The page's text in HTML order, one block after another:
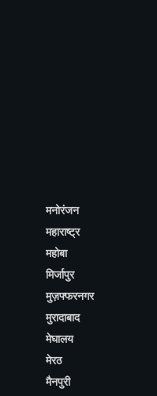
मनोरंजन
महाराष्ट्र
महोबा
मिर्जापुर
मुज़फ्फरनगर
मुरादाबाद
मेघालय
मेरठ
मैनपुरी